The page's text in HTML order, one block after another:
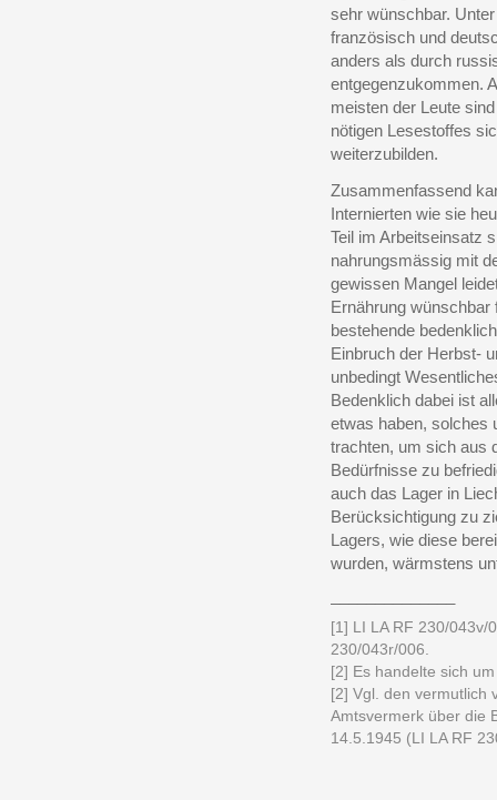
sehr wünschbar.
französisch und
anders als durch
entgegenzukommen.
meisten der Leute
nötigen Lesestoffes
weiterzubilden.
Zusammenfassend
Internierten wie sie
Teil im Arbeitseinsatz
nahrungsmässig mit
gewissen Mangel
Ernährung wünschbar
bestehende
Einbruch der Herbst-
unbedingt
Bedenklich dabei ist
etwas haben, solches
trachten, um sich aus
Bedürfnisse zu
auch das Lager in
Berücksichtigung zu
Lagers, wie diese
wurden, wärmstens
[1] LI LA RF 230/043v/
230/043r/006.
[2] Es handelte sich
[2] Vgl. den vermutlich
Amtsvermerk über die
14.5.1945 (LI LA RF